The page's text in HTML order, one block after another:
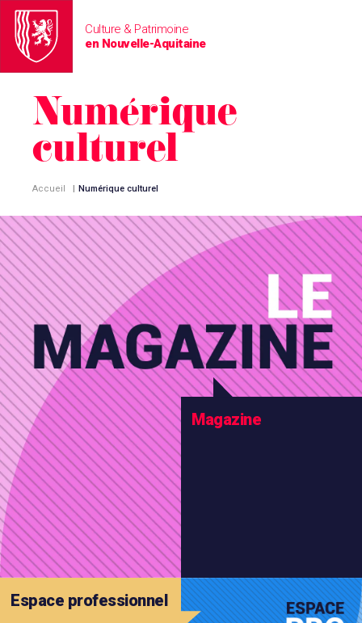
Culture & Patrimoine
en Nouvelle-Aquitaine
Numérique
culturel
Accueil | Numérique culturel
Magazine
Espace professionnel